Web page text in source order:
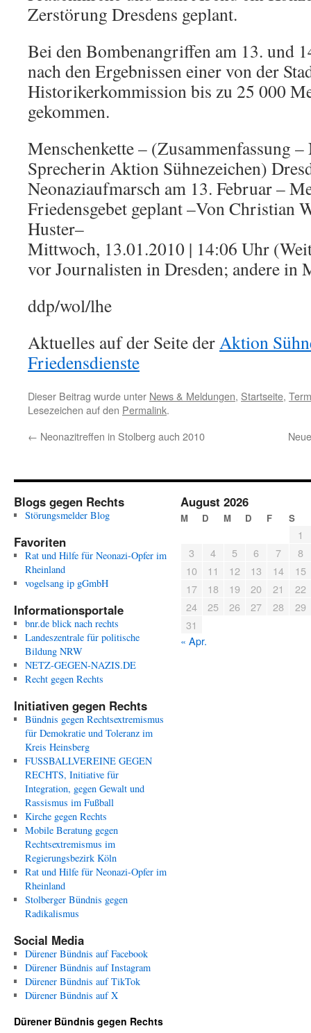
Zerstörung Dresdens geplant.
Bei den Bombenangriffen am 13. und
nach den Ergebnissen einer von der
Historikerkommission bis zu 25 000
gekommen.
Menschenkette – (Zusammenfassung
Sprecherin Aktion Sühnezeichen)
Neonaziaufmarsch am 13. Februar –
Friedensgebet geplant –Von Christian
Huster–
Mittwoch, 13.01.2010 | 14:06 Uhr
vor Journalisten in Dresden; andere in
ddp/wol/lhe
Aktuelles auf der Seite derAktion
Friedensdienste
Dieser Beitrag wurde unter News & Meldungen, Startseite,
Lesezeichen auf den Permalink.
← Neonazitreffen in Stolberg auch 2010
Blogs gegen Rechts
Störungsmelder Blog
Favoriten
Rat und Hilfe für Neonazi-Opfer im
Rheinland
vogelsang ip gGmbH
Informationsportale
bnr.de blick nach rechts
Landeszentrale für politische
Bildung NRW
NETZ-GEGEN-NAZIS.DE
Recht gegen Rechts
Initiativen gegen Rechts
Bündnis gegen Rechtsextremismus
für Demokratie und Toleranz im
Kreis Heinsberg
FUSSBALLVEREINE GEGEN
RECHTS, Initiative für
Integration, gegen Gewalt und
Rassismus im Fußball
Kirche gegen Rechts
Mobile Beratung gegen
Rechtsextremismus im
Regierungsbezirk Köln
Rat und Hilfe für Neonazi-Opfer im
Rheinland
Stolberger Bündnis gegen
Radikalismus
Social Media
Dürener Bündnis auf Facebook
Dürener Bündnis auf Instagram
Dürener Bündnis auf TikTok
Dürener Bündnis auf X
August 2026
M D M D F S
1
3
4 5 6 7
8
10
11 12 13 14
15
17
18 19 20 21
22
24
25 26 27 28
29
31
« Apr.
Dürener Bündnis gegen Rechts